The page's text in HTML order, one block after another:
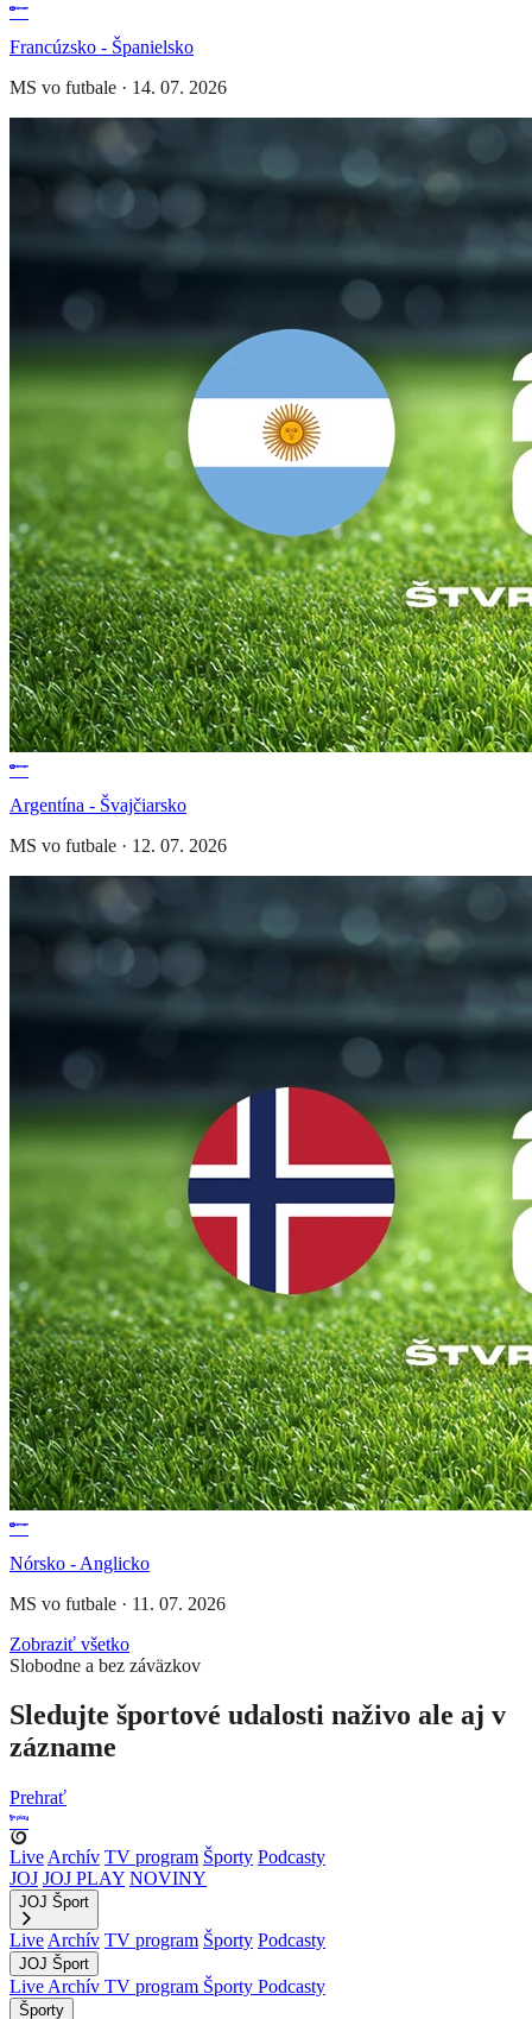
Francúzsko - Španielsko
MS vo futbale · 14. 07. 2026
Argentína - Švajčiarsko
MS vo futbale · 12. 07. 2026
Nórsko - Anglicko
MS vo futbale · 11. 07. 2026
Zobraziť všetko
Slobodne a bez záväzkov
Sledujte športové udalosti naživo ale aj v
zázname
Prehrať
Live Archív TV program Športy Podcasty
JOJ JOJ PLAY NOVINY
JOJ Šport
Live Archív TV program Športy Podcasty
JOJ Šport
Live Archív TV program Športy Podcasty
Športy